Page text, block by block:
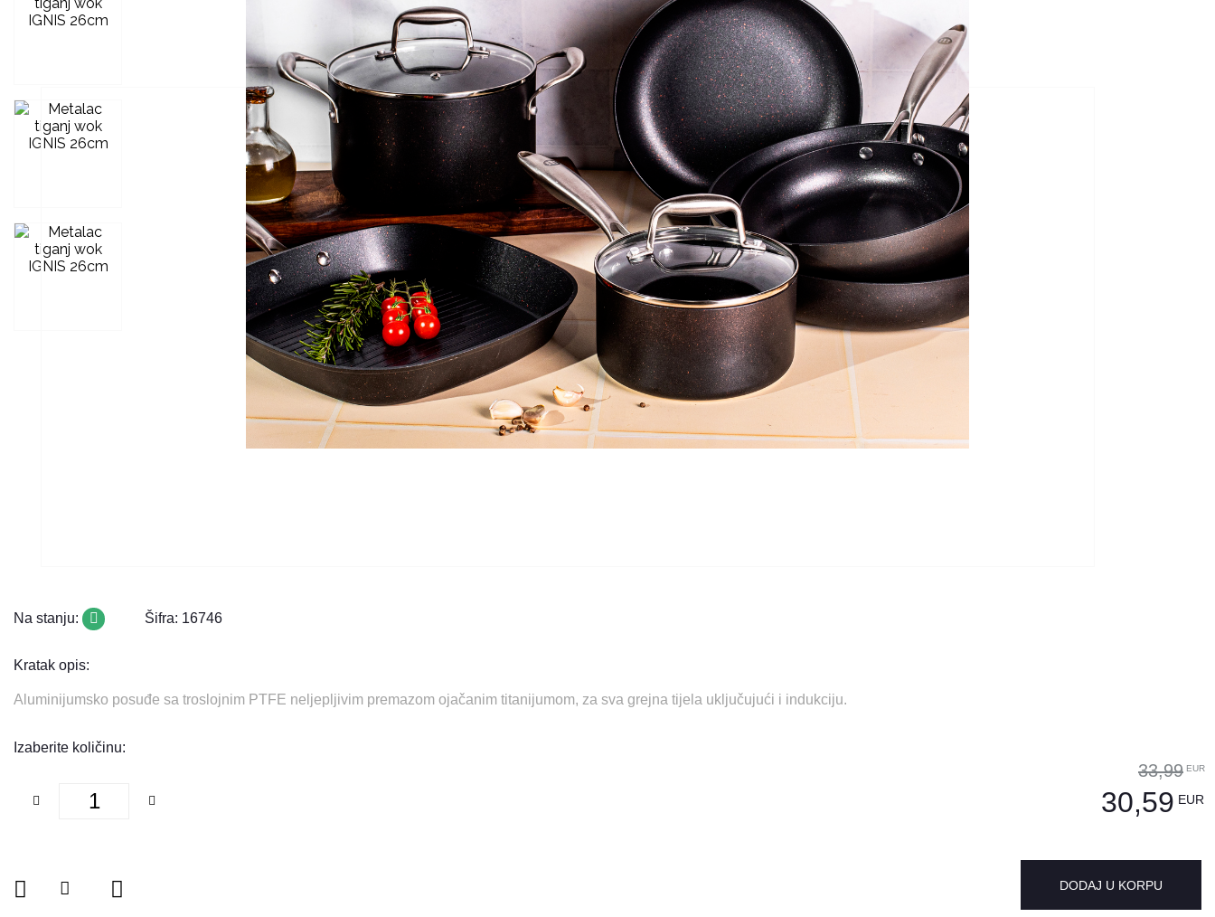
Na stanju: Šifra: 16746
Kratak opis:
Aluminijumsko posuđe sa troslojnim PTFE neljepljivim premazom ojačanim titanijumom, za sva grejna tijela uključujući i indukciju.
Izaberite količinu:
33,99 EUR
30,59 EUR
DODAJ U KORPU